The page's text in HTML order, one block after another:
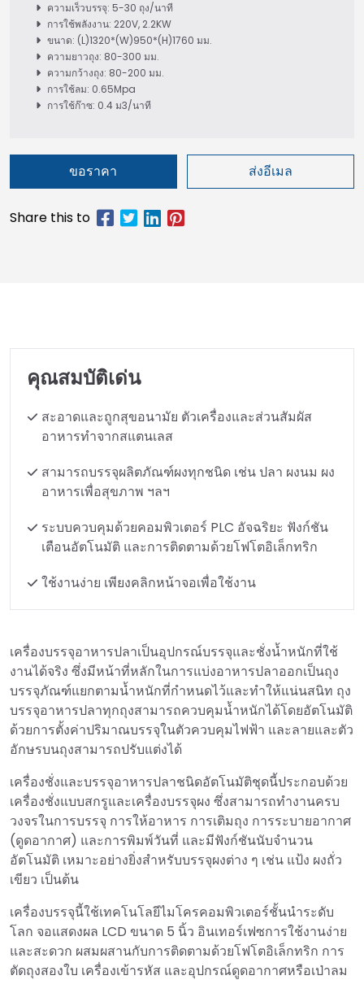
ความเร็วบรรจุ: 5-30 ถุง/นาที
การใช้พลังงาน: 220V, 2.2KW
ขนาด: (L)1320*(W)950*(H)1760 มม.
ความยาวถุง: 80-300 มม.
ความกว้างถุง: 80-200 มม.
การใช้ลม: 0.65Mpa
การใช้ก๊าซ: 0.4 ม3/นาที
ขอราคา ส่งอีเมล
คุณสมบัติเด่น
สะอาดและถูกสุขอนามัย ตัวเครื่องและส่วนสัมผัส
อาหารทำจากสแตนเลส
สามารถบรรจุผลิตภัณฑ์ผงทุกชนิด เช่น ปลา ผงนม ผง
อาหารเพื่อสุขภาพ ฯลฯ
ระบบควบคุมด้วยคอมพิวเตอร์ PLC อัจฉริยะ ฟังก์ชัน
เตือนอัตโนมัติ และการติดตามด้วยโฟโตอิเล็กทริก
ใช้งานง่าย เพียงคลิกหน้าจอเพื่อใช้งาน
เครื่องบรรจุอาหารปลาเป็นอุปกรณ์บรรจุและชั่งน้ำหนักที่ใช้
งานได้จริง ซึ่งมีหน้าที่หลักในการแบ่งอาหารปลาออกเป็นถุง
บรรจุภัณฑ์แยกตามน้ำหนักที่กำหนดไว้และทำให้แน่นสนิท ถุง
บรรจุอาหารปลาทุกถุงสามารถควบคุมน้ำหนักได้โดยอัตโนมัติ
ด้วยการตั้งค่าปริมาณบรรจุในตัวควบคุมไฟฟ้า และลายและตัว
อักษรบนถุงสามารถปรับแต่งได้
เครื่องชั่งและบรรจุอาหารปลาชนิดอัตโนมัติชุดนี้ประกอบด้วย
เครื่องชั่งแบบสกรูและเครื่องบรรจุผง ซึ่งสามารถทำงานครบ
วงจรในการบรรจุ การให้อาหาร การเติมถุง การระบายอากาศ
(ดูดอากาศ) และการพิมพ์วันที่ และมีฟังก์ชันนับจำนวน
อัตโนมัติ เหมาะอย่างยิ่งสำหรับบรรจุผงต่าง ๆ เช่น แป้ง ผงถั่ว
เขียว เป็นต้น
เครื่องบรรจุนี้ใช้เทคโนโลยีไมโครคอมพิวเตอร์ชั้นนำระดับ
โลก จอแสดงผล LCD ขนาด 5 นิ้ว อินเทอร์เฟซการใช้งานง่าย
และสะดวก ผสมผสานกับการติดตามด้วยโฟโตอิเล็กทริก การ
ตัดถุงสองใบ เครื่องเข้ารหัส และอุปกรณ์ดูดอากาศหรือเป่าลม